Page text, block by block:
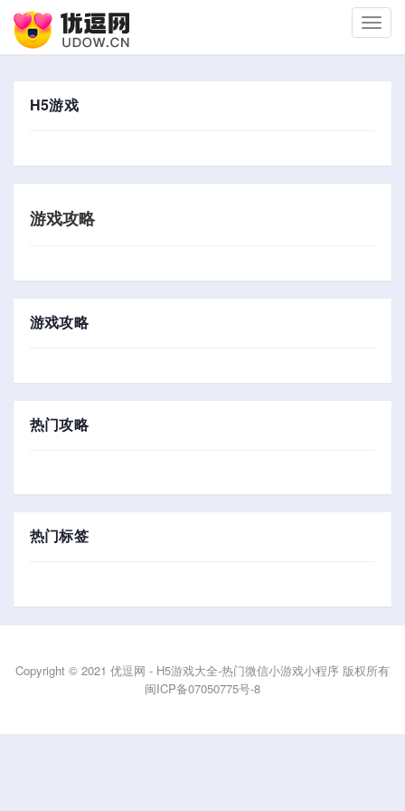
切
换
H5游戏
游戏攻略
游戏攻略
热门攻略
热门标签
Copyright © 2021 优逗网 - H5游戏大全-热门微信小游戏小程序 版权所有
闽ICP备07050775号-8